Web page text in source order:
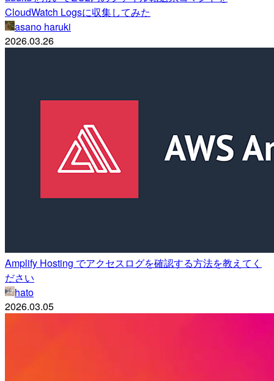
CloudWatch Logsに収集してみた
asano haruki
2026.03.26
Amplify Hosting でアクセスログを確認する方法を教えてく
ださい
hato
2026.03.05